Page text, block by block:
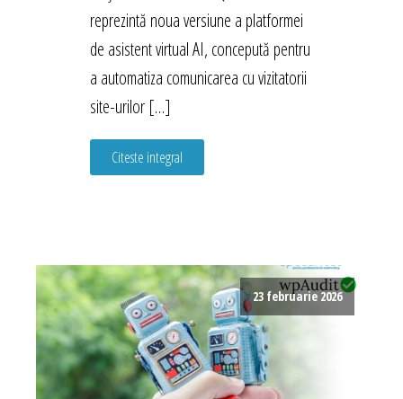
reprezintă noua versiune a platformei
de asistent virtual AI, concepută pentru
a automatiza comunicarea cu vizitatorii
site-urilor […]
Citeste integral
23 februarie 2026